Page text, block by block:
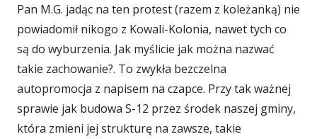
Pan M.G. jadąc na ten protest (razem z koleżanką) nie
powiadomił nikogo z Kowali-Kolonia, nawet tych co
są do wyburzenia. Jak myślicie jak można nazwać
takie zachowanie?. To zwykła bezczelna
autopromocja z napisem na czapce. Przy tak ważnej
sprawie jak budowa S-12 przez środek naszej gminy,
która zmieni jej strukturę na zawsze, takie